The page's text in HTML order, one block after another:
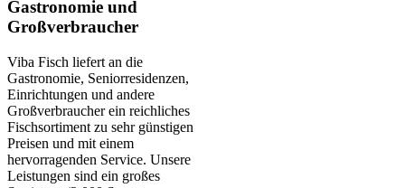
Gastronomie und
Großverbraucher
Viba Fisch liefert an die
Gastronomie, Seniorresidenzen,
Einrichtungen und andere
Großverbraucher ein reichliches
Fischsortiment zu sehr günstigen
Preisen und mit einem
hervorragenden Service. Unsere
Leistungen sind ein großes